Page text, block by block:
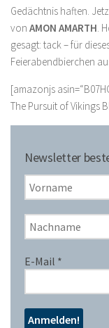
Gedächtnis haften.
von AMON AMARTH.
gesagt: tack – für
Feierabendbierchen
[amazonjs
The Pursuit of Vikings
Newsletter
E-Mail *